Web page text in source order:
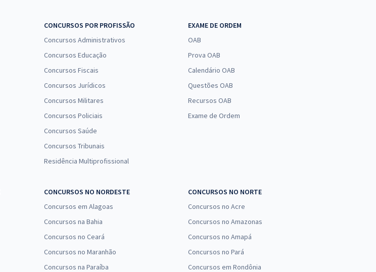
CONCURSOS POR PROFISSÃO
Concursos Administrativos
Concursos Educação
Concursos Fiscais
Concursos Jurídicos
Concursos Militares
Concursos Policiais
Concursos Saúde
Concursos Tribunais
Residência Multiprofissional
EXAME DE ORDEM
OAB
Prova OAB
Calendário OAB
Questões OAB
Recursos OAB
Exame de Ordem
CONCURSOS NO NORDESTE
Concursos em Alagoas
Concursos na Bahia
Concursos no Ceará
Concursos no Maranhão
Concursos na Paraíba
CONCURSOS NO NORTE
Concursos no Acre
Concursos no Amazonas
Concursos no Amapá
Concursos no Pará
Concursos em Rondônia